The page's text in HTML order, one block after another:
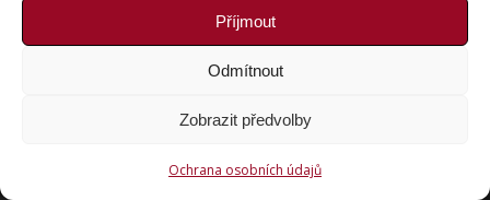
Příjmout
Odmítnout
Zobrazit předvolby
Ochrana osobních údajů